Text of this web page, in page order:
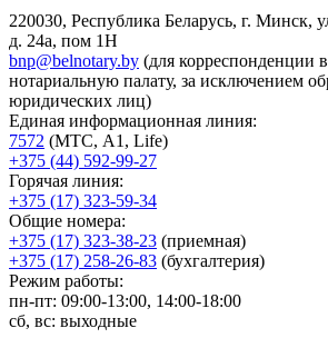
220030, Республика Беларусь, г. Минск,
д. 24а, пом 1Н
bnp@belnotary.by (для корреспонденции
нотариальную палату, за исключением
юридических лиц)
Единая информационная линия:
7572 (МТС, A1, Life)
+375 (44) 592-99-27
Горячая линия:
+375 (17) 323-59-34
Общие номера:
+375 (17) 323-38-23 (приемная)
+375 (17) 258-26-83 (бухгалтерия)
Режим работы:
пн-пт: 09:00-13:00, 14:00-18:00
сб, вс: выходные